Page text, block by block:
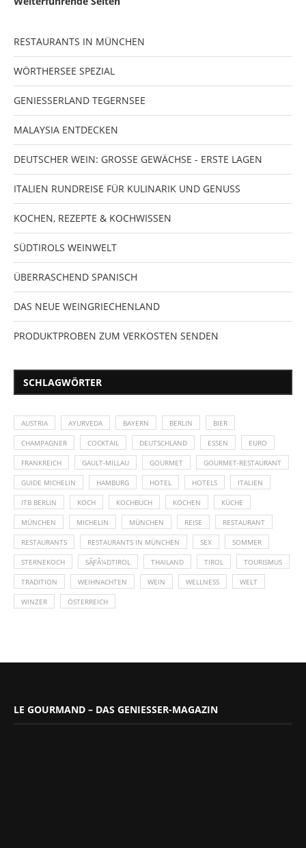
RESTAURANTS IN MÜNCHEN
WÖRTHERSEE SPEZIAL
GENIESSERLAND TEGERNSEE
MALAYSIA ENTDECKEN
DEUTSCHER WEIN: GROSSE GEWÄCHSE - ERSTE LAGEN
ITALIEN RUNDREISE FÜR KULINARIK UND GENUSS
KOCHEN, REZEPTE & KOCHWISSEN
SÜDTIROLS WEINWELT
ÜBERRASCHEND SPANISCH
DAS NEUE WEINGRIECHENLAND
PRODUKTPROBEN ZUM VERKOSTEN SENDEN
SCHLAGWÖRTER
AUSTRIA AYURVEDA BAYERN BERLIN BIER
CHAMPAGNER COCKTAIL DEUTSCHLAND ESSEN EURO
FRANKREICH GAULT-MILLAU GOURMET GOURMET-RESTAURANT
GUIDE MICHELIN HAMBURG HOTEL HOTELS ITALIEN
ITB BERLIN KOCH KOCHBUCH KOCHEN KÜCHE
MÜNCHEN MICHELIN MÜNCHEN REISE RESTAURANT
RESTAURANTS RESTAURANTS IN MÜNCHEN SEX SOMMER
STERNEKOCH SÃƑÂ¼DTIROL THAILAND TIROL TOURISMUS
TRADITION WEIHNACHTEN WEIN WELLNESS WELT
WINZER ÖSTERREICH
LE GOURMAND – DAS GENIESSER-MAGAZIN